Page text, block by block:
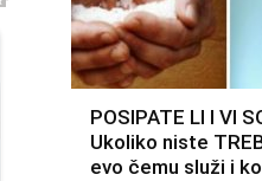
POSIPATE LI I VI
Ukoliko niste
evo čemu služi i